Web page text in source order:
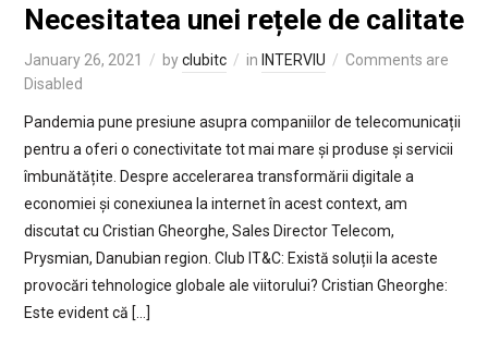
Necesitatea unei rețele de calitate
January 26, 2021 byclubitc in INTERVIU
Comments are
Disabled
Pandemia pune presiune asupra companiilor de telecomunicații
pentru a oferi o conectivitate tot mai mare și produse și servicii
îmbunătățite. Despre accelerarea transformării digitale a
economiei și conexiunea la internet în acest context, am
discutat cu Cristian Gheorghe, Sales Director Telecom,
Prysmian, Danubian region. Club IT&C: Există soluții la aceste
provocări tehnologice globale ale viitorului? Cristian Gheorghe:
Este evident că […]